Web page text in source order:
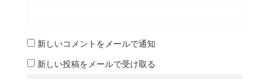
新しいコメントをメールで通知
新しい投稿をメールで受け取る